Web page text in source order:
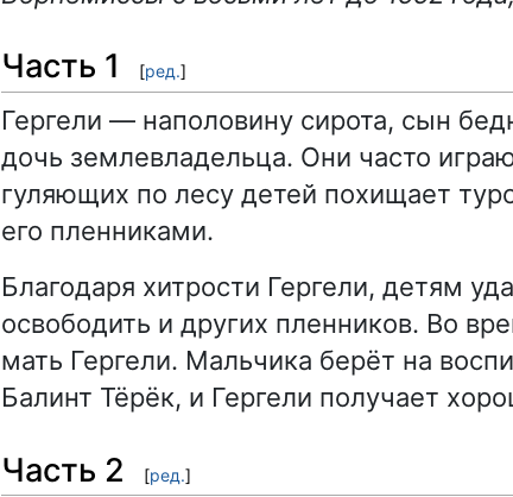
Часть 1 [ред.]
Гергели — наполовину сирота, сын
дочь землевладельца. Они часто
гуляющих по лесу детей похищает
его пленниками.
Благодаря хитрости Гергели, детям
освободить и других пленников. Во
мать Гергели. Мальчика берёт на
Балинт Тёрёк, и Гергели получает
Часть 2 [ред.]